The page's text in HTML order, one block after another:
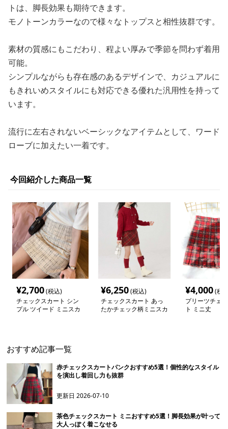
トは、脚長効果も期待できます。
モノトーンカラーなので様々なトップスと相性抜群です。
素材の質感にもこだわり、程よい厚みで季節を問わず着用
可能。
シンプルながらも存在感のあるデザインで、カジュアルに
もきれいめスタイルにも対応できる優れた汎用性を持って
います。
流行に左右されないベーシックなアイテムとして、ワード
ローブに加えたい一着です。
今回紹介した商品一覧
¥2,700(税込)
チェックスカート シン
プル ツイード ミニスカ
¥6,250(税込)
チェックスカート あっ
たかチェック柄ミニスカ
¥4,000(税
プリーツチェ
ト ミニ丈
おすすめ記事一覧
赤チェックスカートパンクおすすめ5選！個性的なスタイル
を演出し着回し力も抜群
更新日2026-07-10
茶色チェックスカート ミニおすすめ5選！脚長効果が叶って
大人っぽく着こなせる